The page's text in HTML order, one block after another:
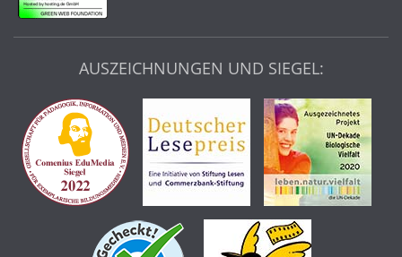
AUSZEICHNUNGEN UND SIEGEL: